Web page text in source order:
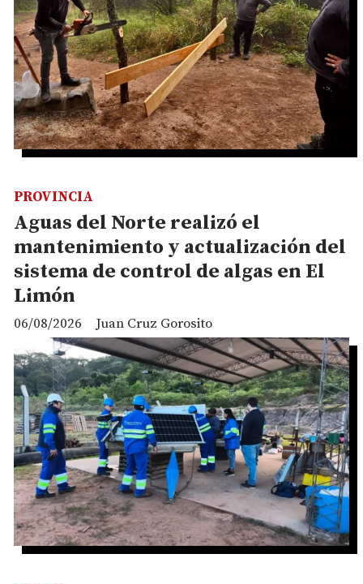
Aguas del Norte realizó el
mantenimiento y actualización del
sistema de control de algas en El
Limón
Juan Cruz Gorosito
PROVINCIA
06/08/2026